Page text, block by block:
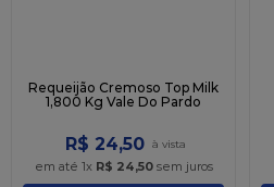
Requeijão Cremoso Top Milk
1,800 Kg Vale Do Pardo
R$ 24,50
em até 1x R$ 24,50sem juros